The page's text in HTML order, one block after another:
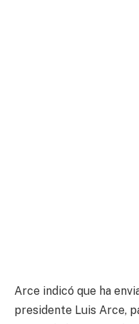
Arce indicó que ha
presidente Luis Arce,